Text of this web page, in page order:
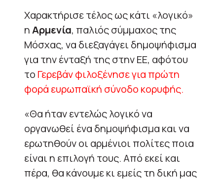
Χαρακτήρισε τέλος ως κάτι «λογικό»
ηΑρμενία, παλιός σύμμαχος της
Μόσχας, να διεξαγάγει δημοψήφισμα
για την ένταξή της στην ΕΕ, αφότου
το Γερεβάν φιλοξένησε για πρώτη
φορά ευρωπαϊκή σύνοδο κορυφής.
«Θα ήταν εντελώς λογικό να
οργανωθεί ένα δημοψήφισμα και να
ερωτηθούν οι αρμένιοι πολίτες ποια
είναι η επιλογή τους. Από εκεί και
πέρα, θα κάνουμε κι εμείς τη δική μας